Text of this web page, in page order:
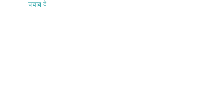
जवाब दें